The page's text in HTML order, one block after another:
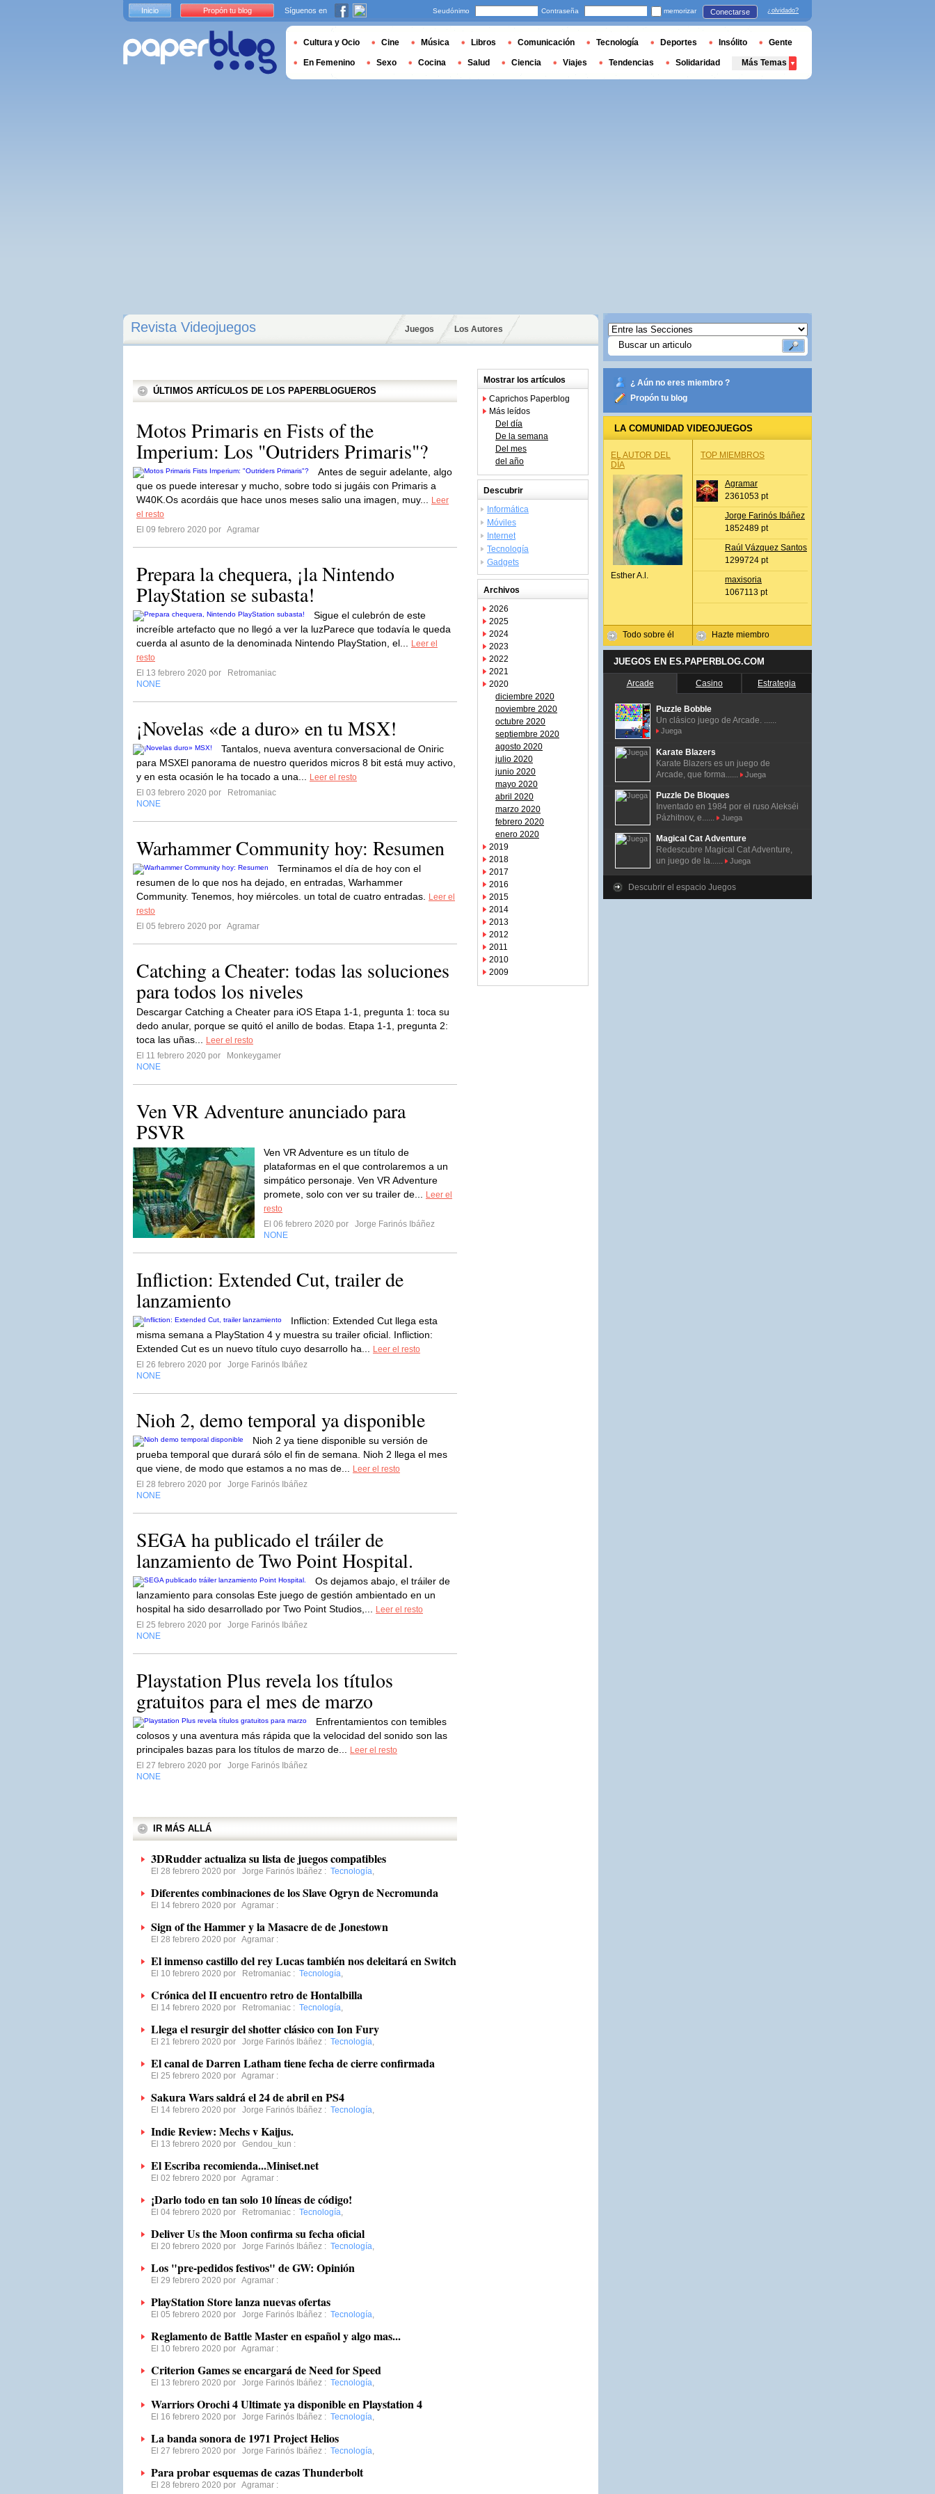
Revista Videojuegos Juegos Los Autores
ÚLTIMOS ARTÍCULOS DE LOS PAPERBLOGUEROS
Motos Primaris en Fists of the
Imperium: Los "Outriders Primaris"?
Antes de seguir adelante, algo
que os puede interesar y mucho, sobre todo si jugáis con Primaris a
W40K.Os acordáis que hace unos meses salio una imagen, muy...
Leer
el resto
El 09 febrero 2020 por Agramar
Prepara la chequera, ¡la Nintendo
PlayStation se subasta!
Sigue el culebrón de este
increíble artefacto que no llegó a ver la luzParece que todavía le queda
cuerda al asunto de la denominada Nintendo PlayStation, el...
Leer el
resto
El 13 febrero 2020 por
Retromaniac
NONE
¡Novelas «de a duro» en tu MSX!
Tantalos, nueva aventura conversacional de Oniric
para MSXEl panorama de nuestro queridos micros 8 bit está muy activo,
y en esta ocasión le ha tocado a una...
Leer el resto
El 03 febrero 2020 por
Retromaniac
NONE
Warhammer Community hoy: Resumen
Terminamos el día de hoy con el
resumen de lo que nos ha dejado, en entradas, Warhammer
Community. Tenemos, hoy miércoles. un total de cuatro entradas.
Leer el
resto
El 05 febrero 2020 por Agramar
Catching a Cheater: todas las soluciones
para todos los niveles
Descargar Catching a Cheater para iOS Etapa 1-1, pregunta 1: toca su
dedo anular, porque se quitó el anillo de bodas. Etapa 1-1, pregunta 2:
toca las uñas...
Leer el resto
El 11 febrero 2020 por
Monkeygamer
NONE
Ven VR Adventure anunciado para
PSVR
Ven VR Adventure es un título de
plataformas en el que controlaremos a un
simpático personaje. Ven VR Adventure
promete, solo con ver su trailer de...
Leer el
resto
El 06 febrero 2020 por
Jorge Farinós Ibáñez
NONE
Infliction: Extended Cut, trailer de
lanzamiento
Infliction: Extended Cut llega esta
misma semana a PlayStation 4 y muestra su trailer oficial. Infliction:
Extended Cut es un nuevo título cuyo desarrollo ha...
Leer el resto
El 26 febrero 2020 por
Jorge Farinós Ibáñez
NONE
Nioh 2, demo temporal ya disponible
Nioh 2 ya tiene disponible su versión de
prueba temporal que durará sólo el fin de semana. Nioh 2 llega el mes
que viene, de modo que estamos a no mas de...
Leer el resto
El 28 febrero 2020 por
Jorge Farinós Ibáñez
NONE
SEGA ha publicado el tráiler de
lanzamiento de Two Point Hospital.
Os dejamos abajo, el tráiler de
lanzamiento para consolas Este juego de gestión ambientado en un
hospital ha sido desarrollado por Two Point Studios,...
Leer el resto
El 25 febrero 2020 por
Jorge Farinós Ibáñez
NONE
Playstation Plus revela los títulos
gratuitos para el mes de marzo
Enfrentamientos con temibles
colosos y una aventura más rápida que la velocidad del sonido son las
principales bazas para los títulos de marzo de...
Leer el resto
El 27 febrero 2020 por
Jorge Farinós Ibáñez
NONE
IR MÁS ALLÁ
3DRudder actualiza su lista de juegos compatibles
El 28 febrero 2020 por Jorge Farinós Ibáñez : Tecnología,
Diferentes combinaciones de los Slave Ogryn de Necromunda
El 14 febrero 2020 por Agramar :
Sign of the Hammer y la Masacre de de Jonestown
El 28 febrero 2020 por Agramar :
El inmenso castillo del rey Lucas también nos deleitará en Switch
El 10 febrero 2020 por Retromaniac : Tecnología,
Crónica del II encuentro retro de Hontalbilla
El 14 febrero 2020 por Retromaniac : Tecnología,
Llega el resurgir del shotter clásico con Ion Fury
El 21 febrero 2020 por Jorge Farinós Ibáñez : Tecnología,
El canal de Darren Latham tiene fecha de cierre confirmada
El 25 febrero 2020 por Agramar :
Sakura Wars saldrá el 24 de abril en PS4
El 14 febrero 2020 por Jorge Farinós Ibáñez : Tecnología,
Indie Review: Mechs v Kaijus.
El 13 febrero 2020 por Gendou_kun :
El Escriba recomienda...Miniset.net
El 02 febrero 2020 por Agramar :
¡Darlo todo en tan solo 10 líneas de código!
El 04 febrero 2020 por Retromaniac : Tecnología,
Deliver Us the Moon confirma su fecha oficial
El 20 febrero 2020 por Jorge Farinós Ibáñez : Tecnología,
Los "pre-pedidos festivos" de GW: Opinión
El 29 febrero 2020 por Agramar :
PlayStation Store lanza nuevas ofertas
El 05 febrero 2020 por Jorge Farinós Ibáñez : Tecnología,
Reglamento de Battle Master en español y algo mas...
El 10 febrero 2020 por Agramar :
Criterion Games se encargará de Need for Speed
El 13 febrero 2020 por Jorge Farinós Ibáñez : Tecnología,
Warriors Orochi 4 Ultimate ya disponible en Playstation 4
El 16 febrero 2020 por Jorge Farinós Ibáñez : Tecnología,
La banda sonora de 1971 Project Helios
El 27 febrero 2020 por Jorge Farinós Ibáñez : Tecnología,
Para probar esquemas de cazas Thunderbolt
El 28 febrero 2020 por Agramar :
Mostrar los artículos
Caprichos Paperblog
Más leídos
Del día
De la semana
Del mes
del año
Descubrir
Informática
Móviles
Internet
Tecnología
Gadgets
Archivos
2026
2025
2024
2023
2022
2021
2020
diciembre 2020
noviembre 2020
octubre 2020
septiembre 2020
agosto 2020
julio 2020
junio 2020
mayo 2020
abril 2020
marzo 2020
febrero 2020
enero 2020
2019
2018
2017
2016
2015
2014
2013
2012
2011
2010
2009
¿ Aún no eres miembro ?
Propón tu blog
LA COMUNIDAD VIDEOJUEGOS
EL AUTOR DEL
DÍA
Esther A.l.
Todo sobre él
TOP MIEMBROS
Agramar
2361053 pt
Jorge Farinós Ibáñez
1852489 pt
Raúl Vázquez Santos
1299724 pt
maxisoria
1067113 pt
Hazte miembro
JUEGOS EN ES.PAPERBLOG.COM
Arcade Casino Estrategia
Puzzle Bobble
Un clásico juego de Arcade. ......
Juega
Karate Blazers
Karate Blazers es un juego de
Arcade, que forma......
Juega
Puzzle De Bloques
Inventado en 1984 por el ruso Alekséi
Pázhitnov, e......
Juega
Magical Cat Adventure
Redescubre Magical Cat Adventure,
un juego de la......
Juega
Descubrir el espacio Juegos
Inicio Propón tu blog Síguenos en Seudónimo Contraseña memorizar Conectarse ¿olvidado?
Cultura y Ocio Cine Música Libros Comunicación Tecnología Deportes Insólito Gente
En Femenino Sexo Cocina Salud Ciencia Viajes Tendencias Solidaridad Más Temas